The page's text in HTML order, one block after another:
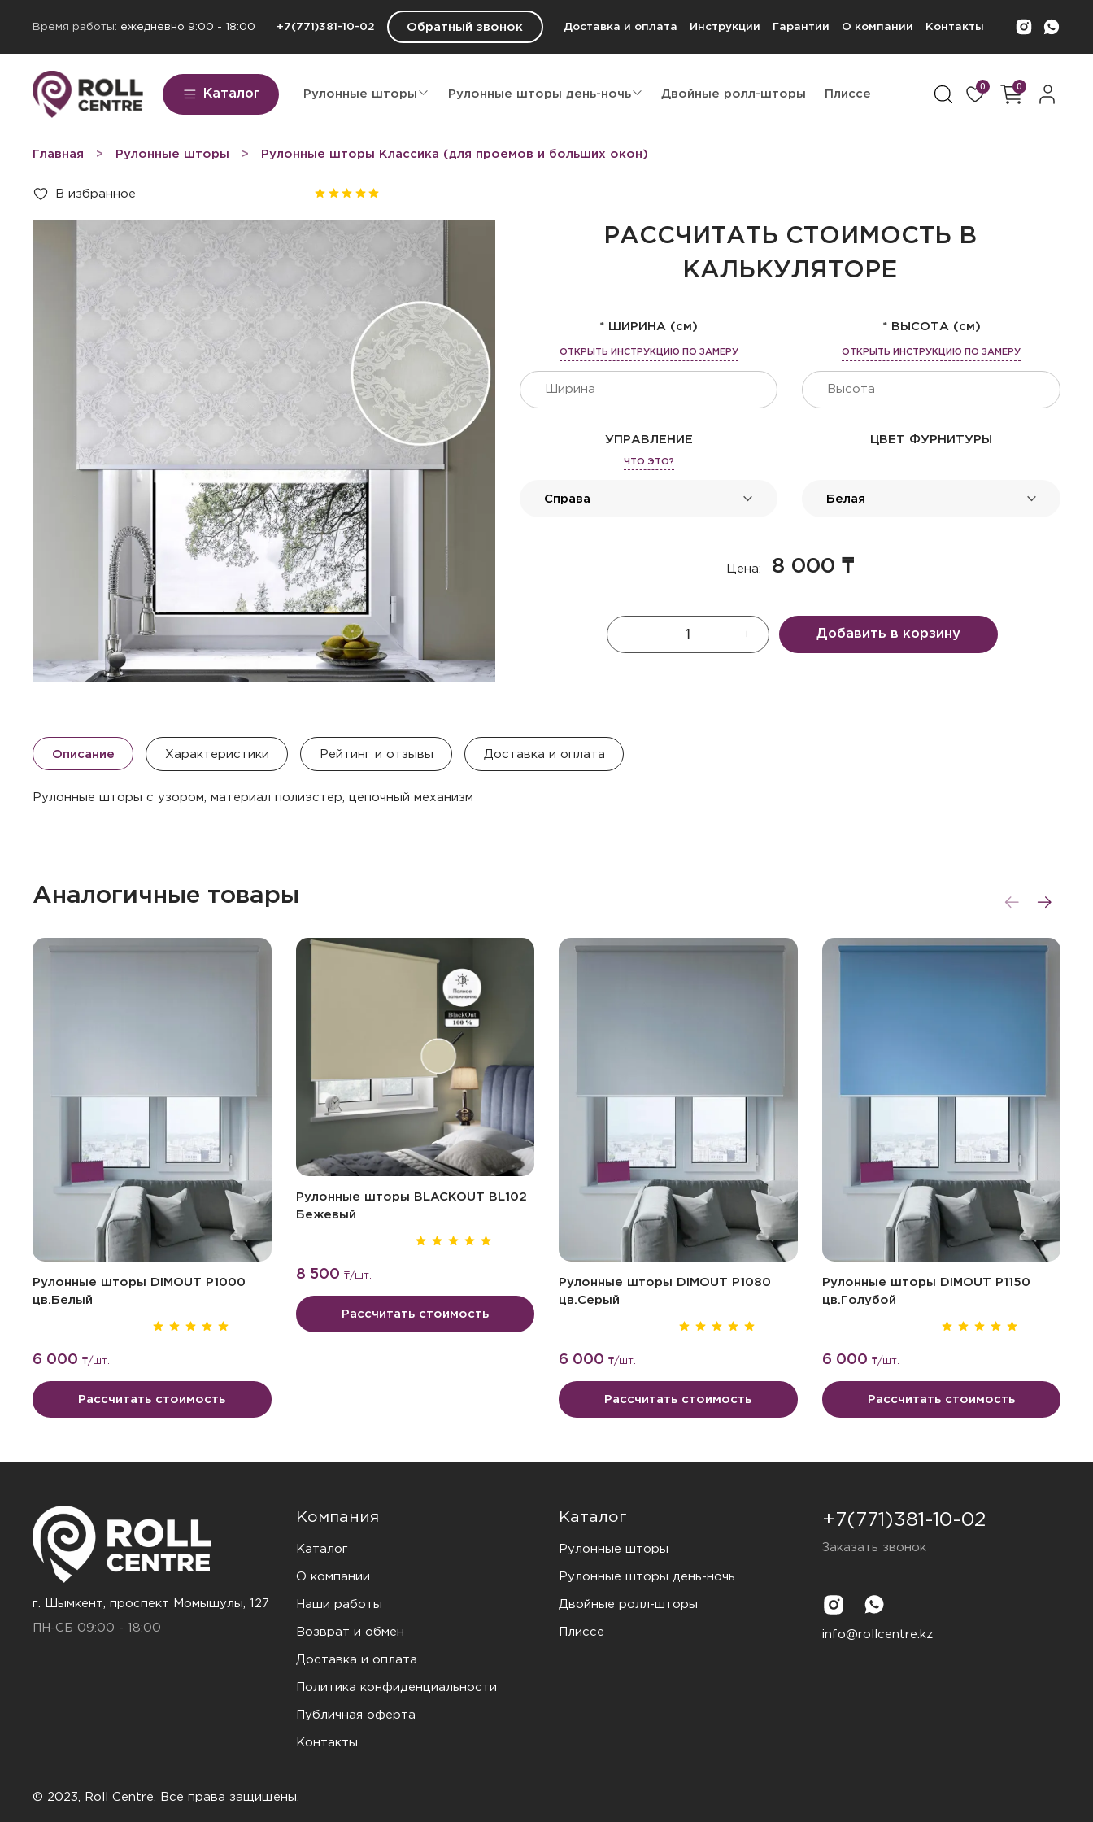
Время работы: ежедневно 9:00 - 18:00 +7(771)381-10-02 Обратный звонок Доставка и оплата Инструкции Гарантии О компании Контакты
Каталог Рулонные шторы Рулонные шторы день-ночь Двойные ролл-шторы Плиссе
0 0
Главная Рулонные шторы Рулонные шторы Классика (для проемов и больших окон)
В избранное
РАССЧИТАТЬ СТОИМОСТЬ В
КАЛЬКУЛЯТОРЕ
* ШИРИНА (см)
ОТКРЫТЬ ИНСТРУКЦИЮ ПО ЗАМЕРУ
* ВЫСОТА (см)
ОТКРЫТЬ ИНСТРУКЦИЮ ПО ЗАМЕРУ
УПРАВЛЕНИЕ ЦВЕТ ФУРНИТУРЫ
Цена: 8 000₸
Добавить в корзину
Описание Характеристики Рейтинг и отзывы Доставка и оплата
Рулонные шторы с узором, материал полиэстер, цепочный механизм
Аналогичные товары
Рулонные шторы DIMOUT P1000
цв.Белый
6 000 ₸/шт.
Рассчитать стоимость
Рулонные шторы BLACKOUT BL102
Бежевый
8 500 ₸/шт.
Рассчитать стоимость
Рулонные шторы DIMOUT P1080
цв.Серый
6 000 ₸/шт.
Рассчитать стоимость
Рулонные шторы DIMOUT P1150
цв.Голубой
6 000 ₸/шт.
Рассчитать стоимость
г. Шымкент, проспект Момышулы, 127
ПН-СБ 09:00 - 18:00
Компания
Каталог
О компании
Наши работы
Возврат и обмен
Доставка и оплата
Политика конфиденциальности
Публичная оферта
Контакты
Каталог
Рулонные шторы
Рулонные шторы день-ночь
Двойные ролл-шторы
Плиссе
+7(771)381-10-02
Заказать звонок
info@rollcentre.kz
© 2023, Roll Centre. Все права защищены.